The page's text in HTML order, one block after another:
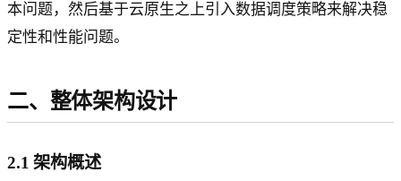
本问题，然后基于云原生之上引入数据调度策略来解决稳
定性和性能问题。
二、整体架构设计
2.1 架构概述